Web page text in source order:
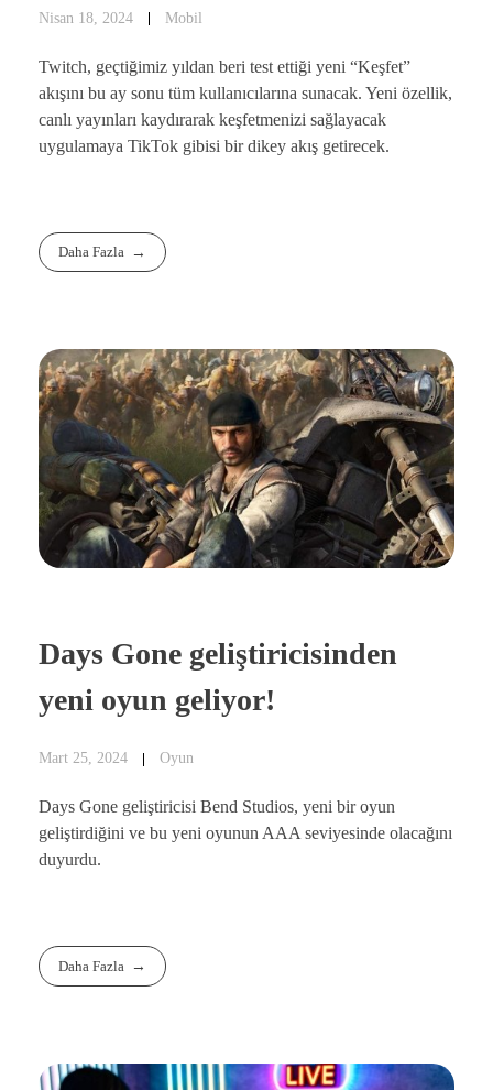
Nisan 18, 2024 Mobil
Twitch, geçtiğimiz yıldan beri test ettiği yeni “Keşfet”
akışını bu ay sonu tüm kullanıcılarına sunacak. Yeni özellik,
canlı yayınları kaydırarak keşfetmenizi sağlayacak
uygulamaya TikTok gibisi bir dikey akış getirecek.
Daha Fazla
Days Gone geliştiricisinden
yeni oyun geliyor!
Mart 25, 2024 Oyun
Days Gone geliştiricisi Bend Studios, yeni bir oyun
geliştirdiğini ve bu yeni oyunun AAA seviyesinde olacağını
duyurdu.
Daha Fazla